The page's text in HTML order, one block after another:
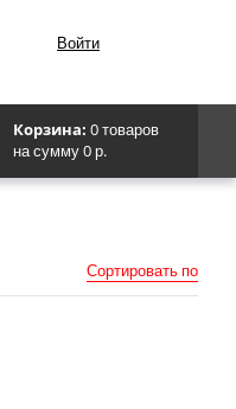
Войти
Корзина: 0 товаров
на сумму 0 р.
Сортировать по